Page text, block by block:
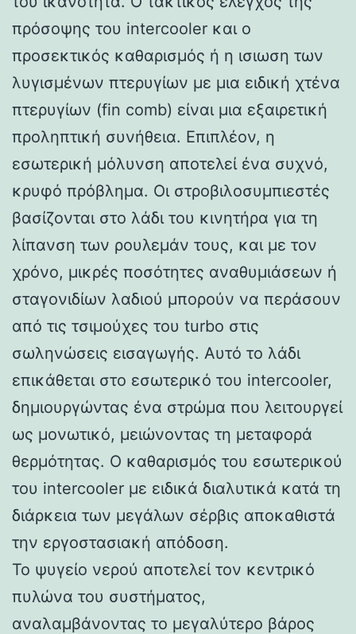
πρόσοψης του intercooler και ο
προσεκτικός καθαρισμός ή η ισιωση των
λυγισμένων πτερυγίων με μια ειδική χτένα
πτερυγίων (fin comb) είναι μια εξαιρετική
προληπτική συνήθεια. Επιπλέον, η
εσωτερική μόλυνση αποτελεί ένα συχνό,
κρυφό πρόβλημα. Οι στροβιλοσυμπιεστές
βασίζονται στο λάδι του κινητήρα για τη
λίπανση των ρουλεμάν τους, και με τον
χρόνο, μικρές ποσότητες αναθυμιάσεων ή
σταγονιδίων λαδιού μπορούν να περάσουν
από τις τσιμούχες του turbo στις
σωληνώσεις εισαγωγής. Αυτό το λάδι
επικάθεται στο εσωτερικό του intercooler,
δημιουργώντας ένα στρώμα που λειτουργεί
ως μονωτικό, μειώνοντας τη μεταφορά
θερμότητας. Ο καθαρισμός του εσωτερικού
του intercooler με ειδικά διαλυτικά κατά τη
διάρκεια των μεγάλων σέρβις αποκαθιστά
την εργοστασιακή απόδοση.
Το ψυγείο νερού αποτελεί τον κεντρικό
πυλώνα του συστήματος,
αναλαμβάνοντας το μεγαλύτερο βάρος